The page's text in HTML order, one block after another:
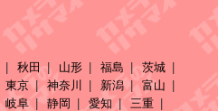
秋田 山形 福島
茨城
東京 神奈川 新潟
富山
岐阜 静岡 愛知
三重